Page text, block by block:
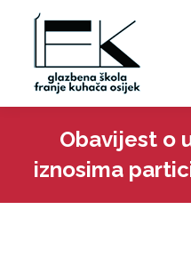
Obavijest o
iznosima